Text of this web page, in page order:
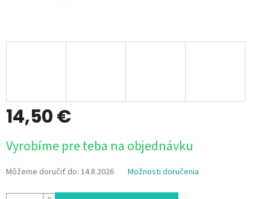
14,50 €
cena:
Vyrobíme pre teba na objednávku
Môžeme doručiť do: 14.8.2026 Možnosti doručenia